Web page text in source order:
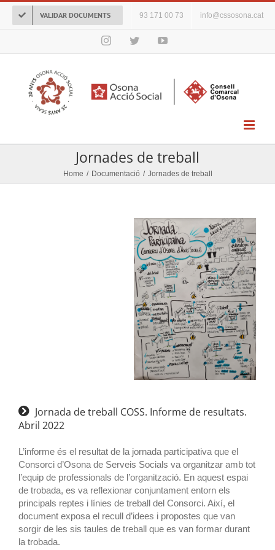
Skip
VALIDAR DOCUMENTS 93 171 00 73 info@cssosona.cat
InstagramTwitterYouTube
Jornades de treball
Home / Documentació / Jornades de treball
Jornada de treball COSS. Informe de resultats.
Abril 2022
L’informe és el resultat de la jornada participativa que el
Consorci d’Osona de Serveis Socials va organitzar amb tot
l’equip de professionals de l’organització. En aquest espai
de trobada, es va reflexionar conjuntament entorn els
principals reptes i línies de treball del Consorci. Així, el
document exposa el recull d’idees i propostes que van
sorgir de les sis taules de treball que es van formar durant
la trobada.